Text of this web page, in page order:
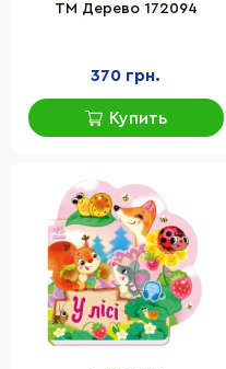
ТМ Дерево 172094
370 грн.
Купить